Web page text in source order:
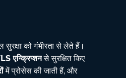
को गंभीरता से लेते हैं।
एन्क्रिप्शनसे सुरक्षित किए
में प्रोसेस की जाती हैं, और